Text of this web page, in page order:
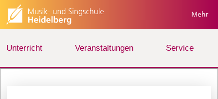
Mehr
Unterricht Veranstaltungen Service